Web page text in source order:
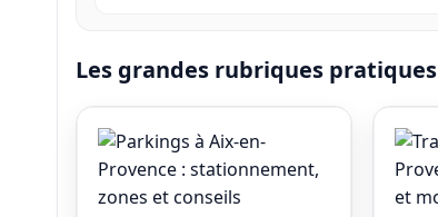
Les grandes rubriques pratiques